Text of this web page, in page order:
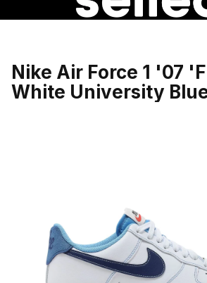
Nike Air Force 1 '07
White University